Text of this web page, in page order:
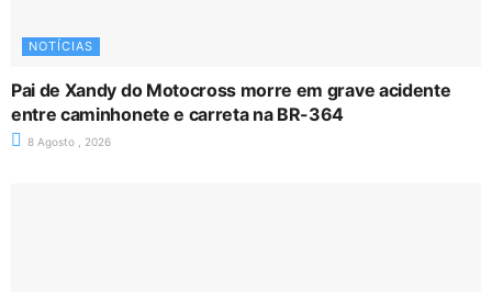
NOTÍCIAS
Pai de Xandy do Motocross morre em grave acidente
entre caminhonete e carreta na BR-364
8 Agosto , 2026